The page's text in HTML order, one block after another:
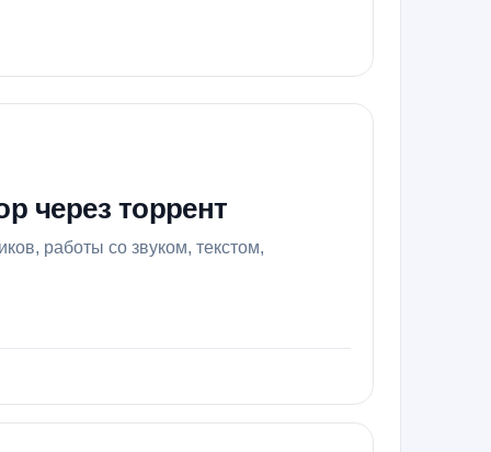
через торрент
работы со звуком, текстом,